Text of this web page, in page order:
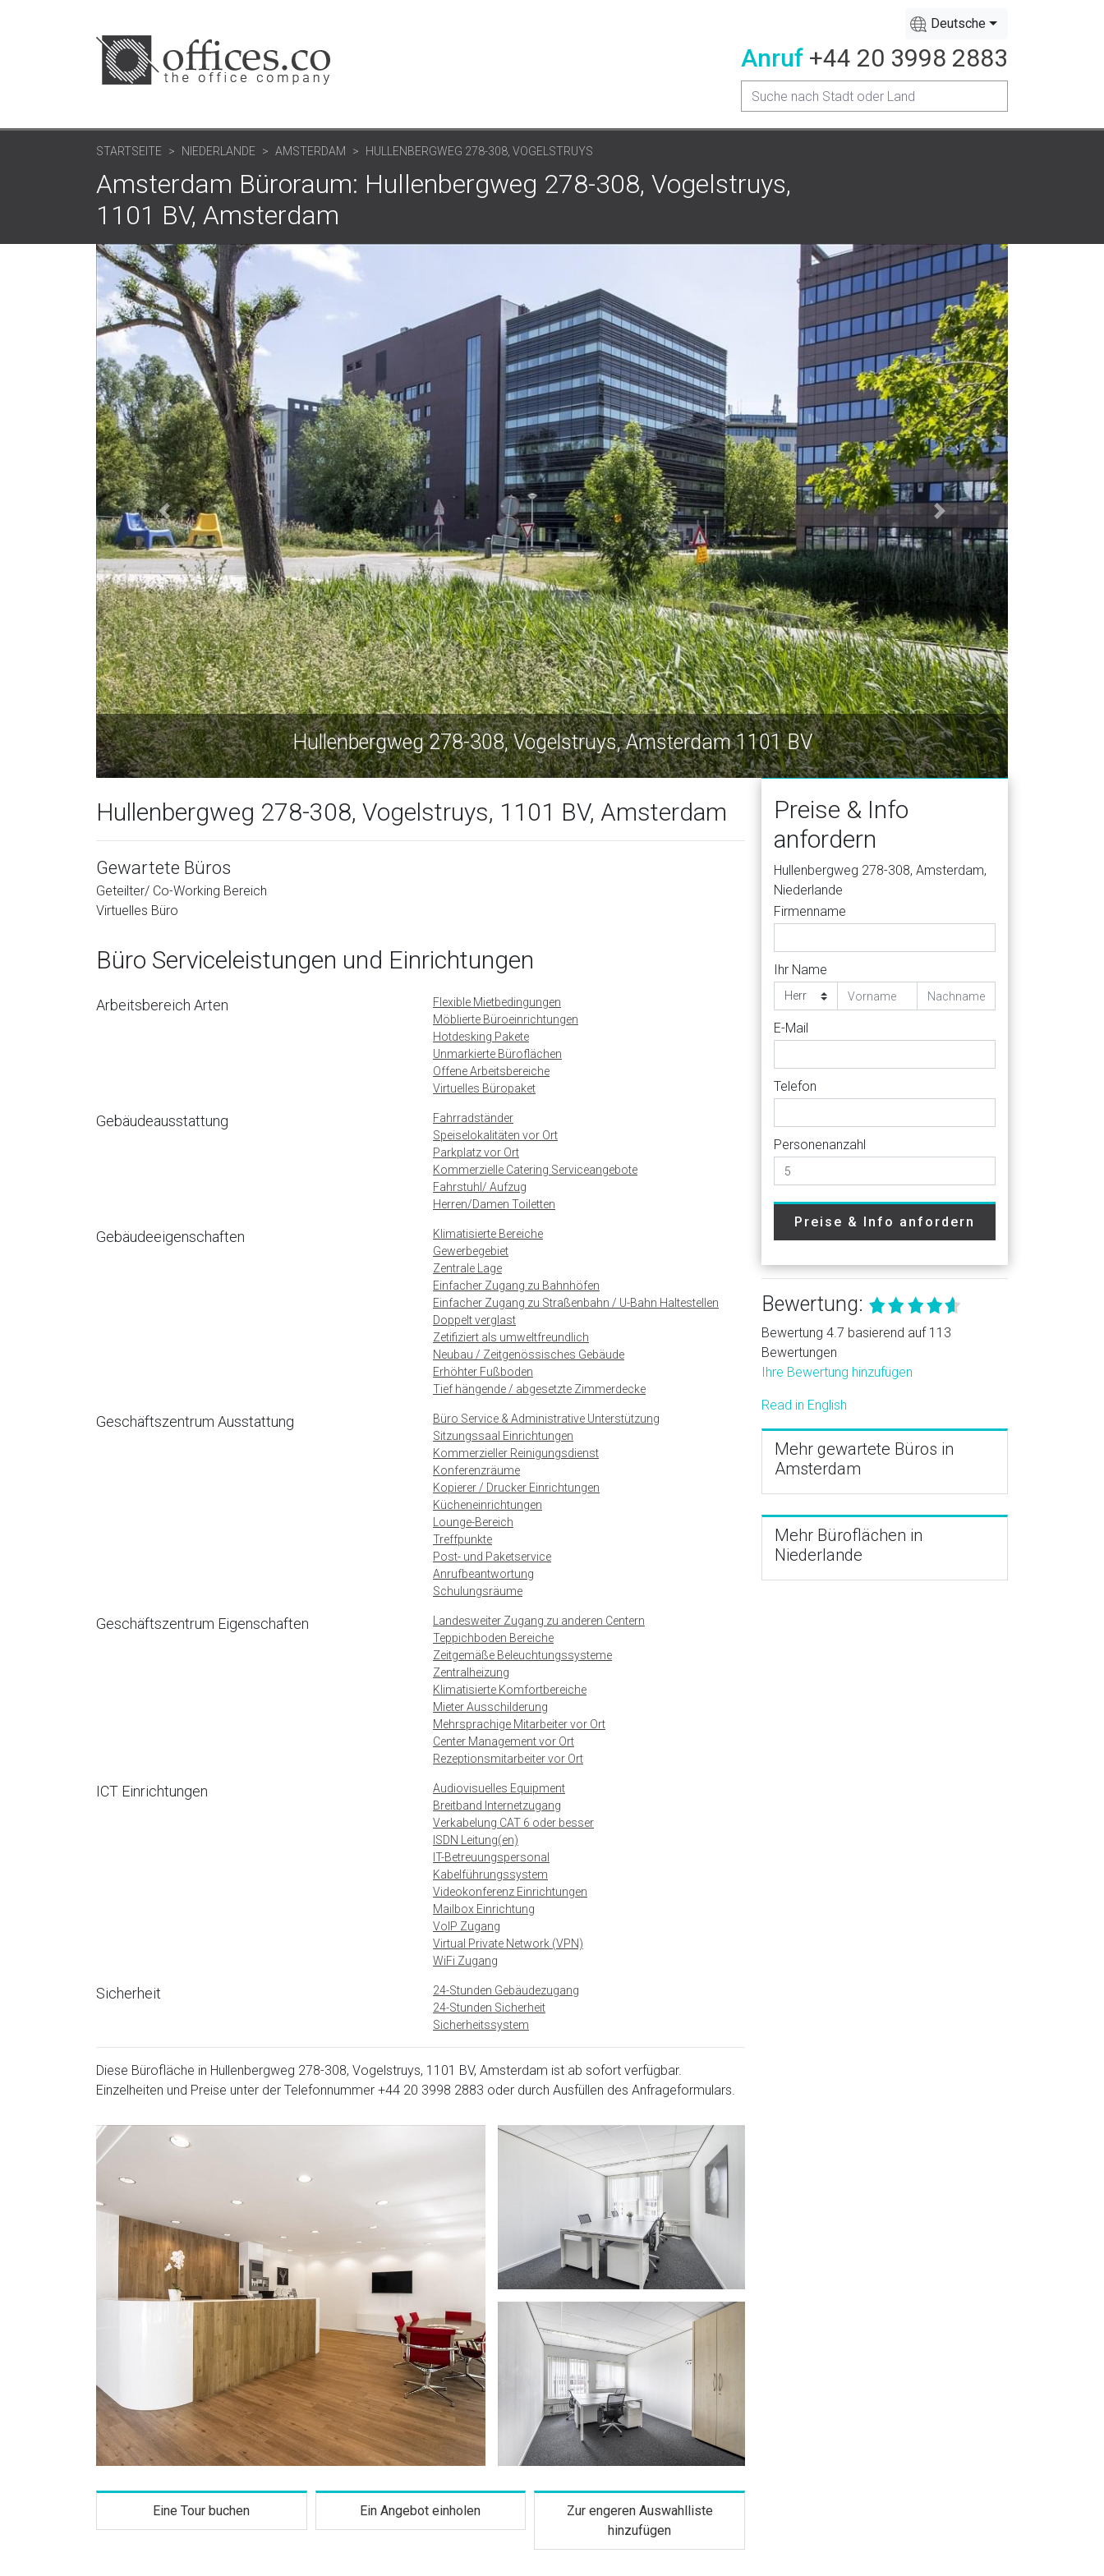
Deutsche
Anruf +44 20 3998 2883
STARTSEITE NIEDERLANDE AMSTERDAM HULLENBERGWEG 278-308, VOGELSTRUYS
Amsterdam Büroraum: Hullenbergweg 278-308, Vogelstruys,
1101 BV, Amsterdam
Hullenbergweg 278-308, Vogelstruys, Amsterdam 1101 BV
Hullenbergweg 278-308, Vogelstruys, 1101 BV, Amsterdam
Gewartete Büros
Geteilter/ Co-Working Bereich
Virtuelles Büro
Büro Serviceleistungen und Einrichtungen
Arbeitsbereich Arten
Flexible Mietbedingungen
Möblierte Büroeinrichtungen
Hotdesking Pakete
Unmarkierte Büroflächen
Offene Arbeitsbereiche
Virtuelles Büropaket
Gebäudeausstattung
Fahrradständer
Speiselokalitäten vor Ort
Parkplatz vor Ort
Kommerzielle Catering Serviceangebote
Fahrstuhl/ Aufzug
Herren/Damen Toiletten
Gebäudeeigenschaften
Klimatisierte Bereiche
Gewerbegebiet
Zentrale Lage
Einfacher Zugang zu Bahnhöfen
Einfacher Zugang zu Straßenbahn / U-Bahn Haltestellen
Doppelt verglast
Zetifiziert als umweltfreundlich
Neubau / Zeitgenössisches Gebäude
Erhöhter Fußboden
Tief hängende / abgesetzte Zimmerdecke
Geschäftszentrum Ausstattung
Büro Service & Administrative Unterstützung
Sitzungssaal Einrichtungen
Kommerzieller Reinigungsdienst
Konferenzräume
Kopierer / Drucker Einrichtungen
Kücheneinrichtungen
Lounge-Bereich
Treffpunkte
Post- und Paketservice
Anrufbeantwortung
Schulungsräume
Geschäftszentrum Eigenschaften
Landesweiter Zugang zu anderen Centern
Teppichboden Bereiche
Zeitgemäße Beleuchtungssysteme
Zentralheizung
Klimatisierte Komfortbereiche
Mieter Ausschilderung
Mehrsprachige Mitarbeiter vor Ort
Center Management vor Ort
Rezeptionsmitarbeiter vor Ort
ICT Einrichtungen
Audiovisuelles Equipment
Breitband Internetzugang
Verkabelung CAT 6 oder besser
ISDN Leitung(en)
IT-Betreuungspersonal
Kabelführungssystem
Videokonferenz Einrichtungen
Mailbox Einrichtung
VoIP Zugang
Virtual Private Network (VPN)
WiFi Zugang
Sicherheit
24-Stunden Gebäudezugang
24-Stunden Sicherheit
Sicherheitssystem
Diese Bürofläche in Hullenbergweg 278-308, Vogelstruys, 1101 BV, Amsterdam ist ab sofort verfügbar.
Einzelheiten und Preise unter der Telefonnummer +44 20 3998 2883 oder durch Ausfüllen des Anfrageformulars.
Eine Tour buchen Ein Angebot einholen
Zur engeren Auswahlliste
hinzufügen
Preise & Info
anfordern
Hullenbergweg 278-308, Amsterdam,
Niederlande
Firmenname
Ihr Name
E-Mail
Telefon
Personenanzahl
Preise & Info anfordern
Bewertung:
Bewertung 4.7 basierend auf 113
Bewertungen
Ihre Bewertung hinzufügen
Read in English
Mehr gewartete Büros in
Amsterdam
Mehr Büroflächen in
Niederlande